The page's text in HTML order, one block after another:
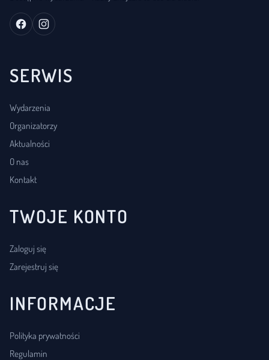
SERWIS
Wydarzenia
Organizatorzy
Aktualności
O nas
Kontakt
TWOJE KONTO
Zaloguj się
Zarejestruj się
INFORMACJE
Polityka prywatności
Regulamin